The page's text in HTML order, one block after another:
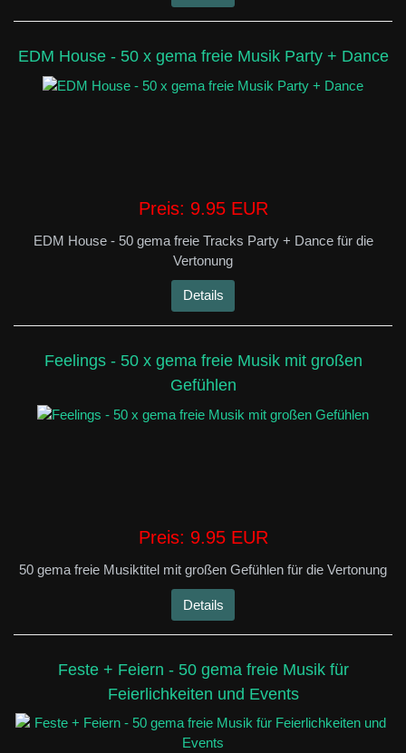
EDM House - 50 x gema freie Musik Party + Dance
Preis: 9.95 EUR
EDM House - 50 gema freie Tracks Party + Dance für die
Vertonung
Details
Feelings - 50 x gema freie Musik mit großen
Gefühlen
Preis: 9.95 EUR
50 gema freie Musiktitel mit großen Gefühlen für die Vertonung
Details
Feste + Feiern - 50 gema freie Musik für
Feierlichkeiten und Events